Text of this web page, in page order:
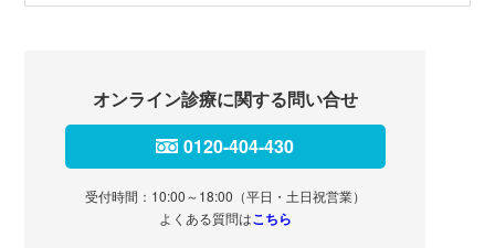
オンライン診療に関する問い合せ
0120-404-430
受付時間：10:00～18:00（平日・土日祝営業）
よくある質問はこちら